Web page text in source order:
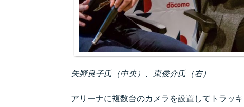
矢野良子氏（中央）、東俊介氏（右）
アリーナに複数台のカメラを設置してトラッ